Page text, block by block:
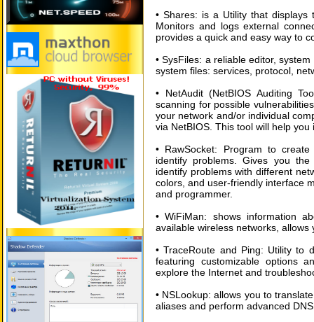
• Shares: is a Utility that
Monitors and logs external
provides a quick and easy way to
• SysFiles: a reliable editor,
system files: services, protocol,
• NetAudit (NetBIOS Auditing
scanning for possible
your network and/or individual
via NetBIOS. This tool will help
• RawSocket: Program to
identify problems. Gives you
identify problems with different
colors, and user-friendly interface
and programmer.
• WiFiMan: shows information
available wireless networks,
• TraceRoute and Ping: Utility to
featuring customizable options
explore the Internet and
• NSLookup: allows you to
aliases and perform advanced